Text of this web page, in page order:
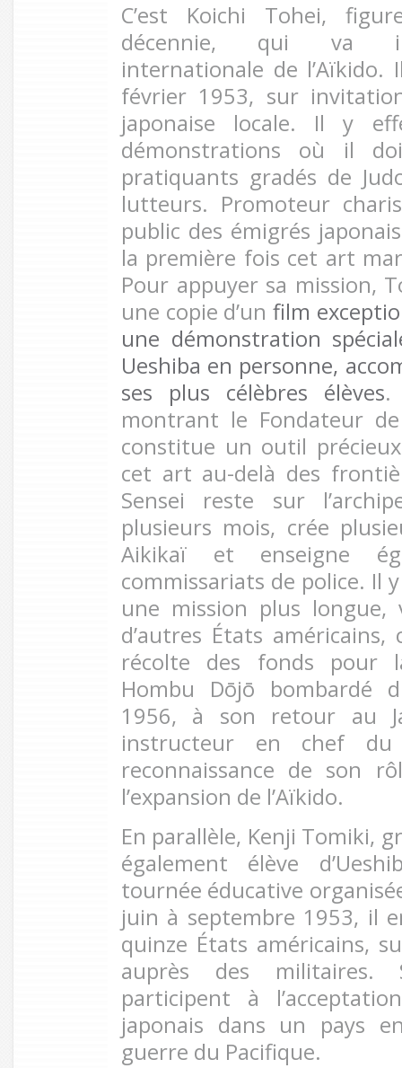
C’est Koichi Tohei,
décennie, qui va
internationale de l’Aïkido.
février 1953, sur
japonaise locale. Il y
démonstrations où il
pratiquants gradés de
lutteurs. Promoteur
public des émigrés
la première fois cet art
Pour appuyer sa mission,
une copie d’un film
une démonstration
Ueshiba en personne,
ses plus célèbres élèves.
montrant le Fondateur de
constitue un outil
cet art au-delà des
Sensei reste sur
plusieurs mois, crée
Aikikaï et enseigne
commissariats de police. Il
une mission plus
d’autres États
récolte des fonds pour
Hombu Dōjō bombardé
1956, à son retour au
instructeur en chef
reconnaissance de son
l’expansion de l’Aïkido.
En parallèle, Kenji Tomiki,
également élève
tournée éducative
juin à septembre 1953, il
quinze États américains,
auprès des militaires.
participent à
japonais dans un pays
guerre du Pacifique.